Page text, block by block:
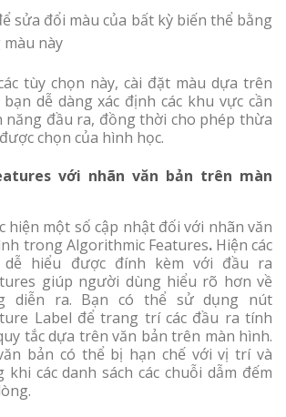
sửa đổi màu của bất kỳ biến thể bằng
màu này
tùy chọn này, cài đặt màu dựa trên
dễ dàng xác định các khu vực cần
đầu ra, đồng thời cho phép thừa
chọn của hình học.
với nhãn văn bản trên màn
hiện một số cập nhật đối với nhãn văn
trong Algorithmic Features. Hiện các
dễ hiểu được đính kèm với đầu ra
giúp người dùng hiểu rõ hơn về
diễn ra. Bạn có thể sử dụng nút
Label để trang trí các đầu ra tính
tắc dựa trên văn bản trên màn hình.
bản có thể bị hạn chế với vị trí và
các danh sách các chuỗi dẫm đếm